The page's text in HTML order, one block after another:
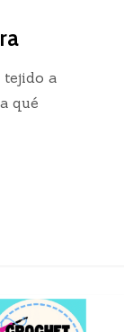
tejido a
qué